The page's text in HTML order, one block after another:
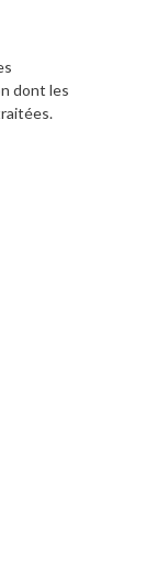
dont les
.